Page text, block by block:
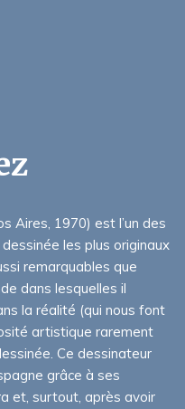
Aires, 1970) est l’un des
les plus originaux
remarquables que
dans lesquelles il
la réalité (qui nous font
artistique rarement
Ce dessinateur
grâce à ses
et, surtout, après avoir